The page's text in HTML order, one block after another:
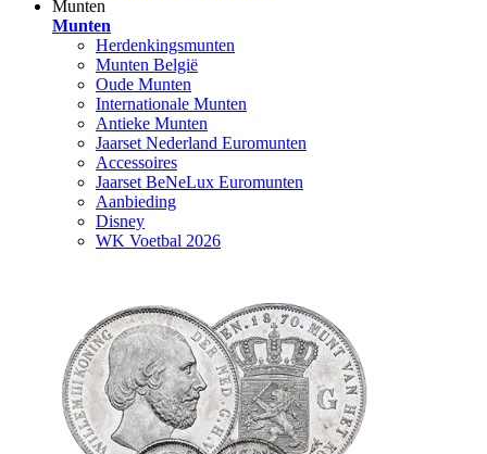
Munten
Munten
Herdenkingsmunten
Munten België
Oude Munten
Internationale Munten
Antieke Munten
Jaarset Nederland Euromunten
Accessoires
Jaarset BeNeLux Euromunten
Aanbieding
Disney
WK Voetbal 2026